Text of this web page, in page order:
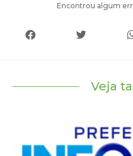
Encontrou algum
Veja